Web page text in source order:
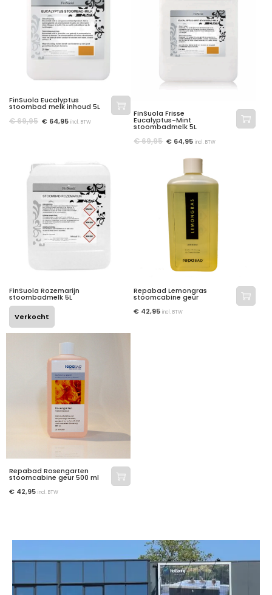
FinSuola Eucalyptus
stoombad melk inhoud 5L
€69,95 € 64,95 incl. BTW
FinSuola Frisse
Eucalyptus-Mint
stoombadmelk 5L
€69,95 € 64,95 incl. BTW
FinSuola Rozemarijn
stoombadmelk 5L
Verkocht
Repabad Lemongras
stoomcabine geur
€ 42,95 incl. BTW
Repabad Rosengarten
stoomcabine geur 500 ml
€ 42,95 incl. BTW